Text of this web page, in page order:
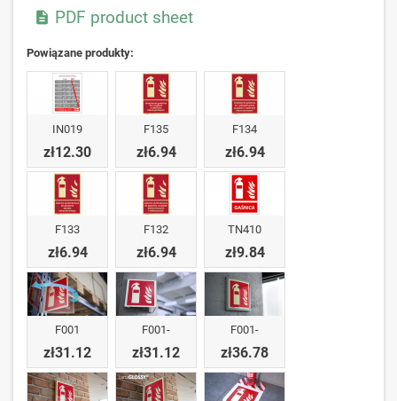
 PDF product sheet
Powiązane produkty:
IN019
zł12.30
F135
zł6.94
F134
zł6.94
F133
zł6.94
F132
zł6.94
TN410
zł9.84
F001
zł31.12
F001-
zł31.12
F001-
zł36.78